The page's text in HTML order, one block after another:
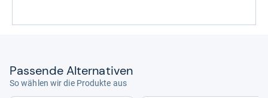
Pas­sende Alter­na­ti­ven
So wählen wir die Produkte aus